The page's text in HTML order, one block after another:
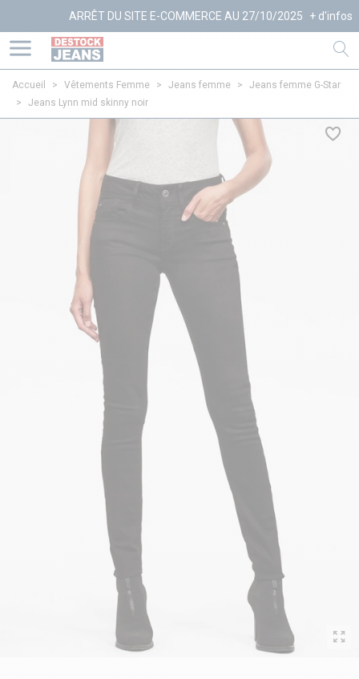
ARRÊT DU SITE E-COMMERCE AU 27/10/2025 + d'infos
Accueil > Vêtements Femme > Jeans femme >
Jeans femme G-Star
>
Jeans Lynn mid skinny noir